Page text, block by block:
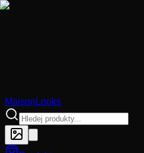
MaisonLooks